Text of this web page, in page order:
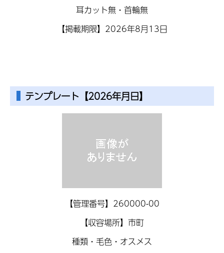
耳カット無・首輪無
【掲載期限】2026年8月13日
テンプレート【2026年月日】
【管理番号】260000-00
【収容場所】市町
種類・毛色・オスメス